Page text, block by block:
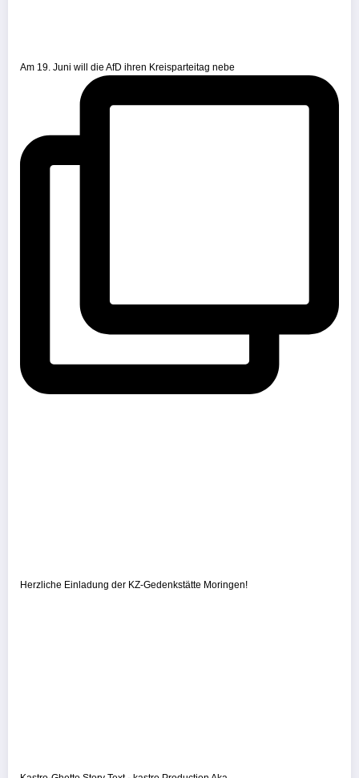
Am 19. Juni will die AfD ihren Kreisparteitag nebe
Herzliche Einladung der KZ-Gedenkstätte Moringen!